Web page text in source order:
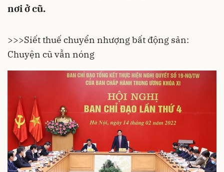
nơi ở cũ.
>>>Siết thuế chuyển nhượng bất động sản:
Chuyện cũ vẫn nóng